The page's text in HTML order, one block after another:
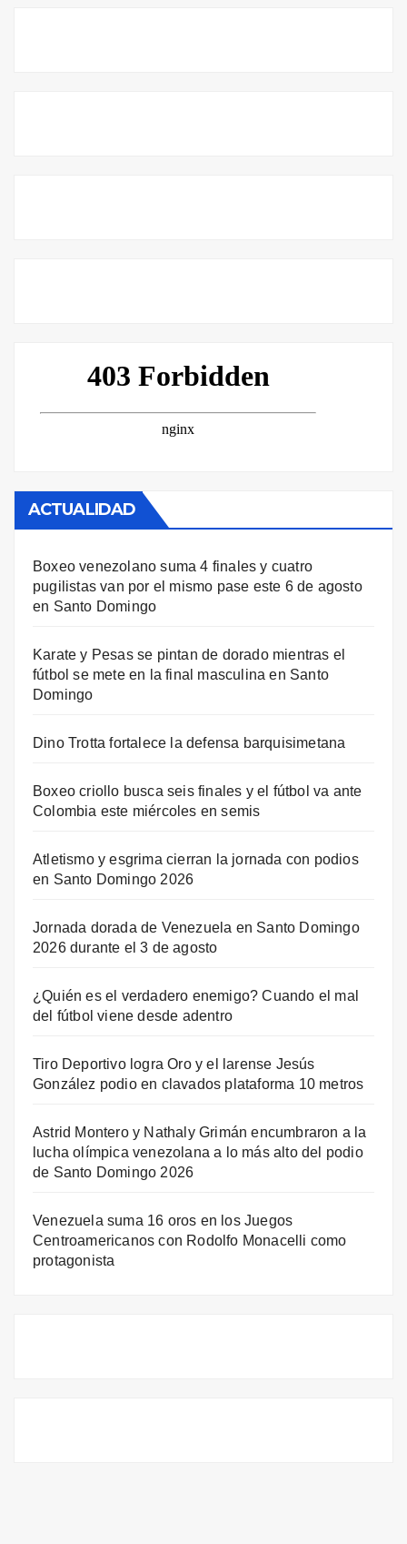
ACTUALIDAD
Boxeo venezolano suma 4 finales y cuatro
pugilistas van por el mismo pase este 6 de agosto
en Santo Domingo
Karate y Pesas se pintan de dorado mientras el
fútbol se mete en la final masculina en Santo
Domingo
Dino Trotta fortalece la defensa barquisimetana
Boxeo criollo busca seis finales y el fútbol va ante
Colombia este miércoles en semis
Atletismo y esgrima cierran la jornada con podios
en Santo Domingo 2026
Jornada dorada de Venezuela en Santo Domingo
2026 durante el 3 de agosto
¿Quién es el verdadero enemigo? Cuando el mal
del fútbol viene desde adentro
Tiro Deportivo logra Oro y el larense Jesús
González podio en clavados plataforma 10 metros
Astrid Montero y Nathaly Grimán encumbraron a la
lucha olímpica venezolana a lo más alto del podio
de Santo Domingo 2026
Venezuela suma 16 oros en los Juegos
Centroamericanos con Rodolfo Monacelli como
protagonista